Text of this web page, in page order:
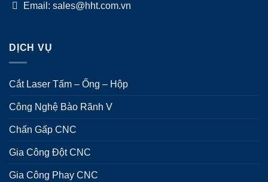
Email: sales@hht.com.vn
DỊCH VỤ
Cắt Laser Tấm – Ống – Hộp
Công Nghệ Bào Rãnh V
Chấn Gấp CNC
Gia Công Đột CNC
Gia Công Phay CNC